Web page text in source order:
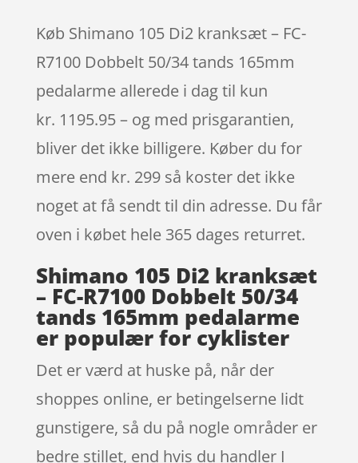
Køb Shimano 105 Di2 kranksæt – FC-
R7100 Dobbelt 50/34 tands 165mm
pedalarme allerede i dag til kun
kr. 1195.95 – og med prisgarantien,
bliver det ikke billigere. Køber du for
mere end kr. 299 så koster det ikke
noget at få sendt til din adresse. Du får
oven i købet hele 365 dages returret.
Shimano 105 Di2 kranksæt
– FC-R7100 Dobbelt 50/34
tands 165mm pedalarme
er populær for cyklister
Det er værd at huske på, når der
shoppes online, er betingelserne lidt
gunstigere, så du på nogle områder er
bedre stillet, end hvis du handler I